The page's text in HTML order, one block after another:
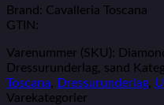
Brand: Cavalleria Toscana
GTIN:
Varenummer (SKU):
Dressurunderlag, sand
Toscana, Dressurunderlag,
Varekategorier